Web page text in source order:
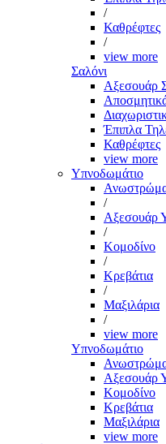
/
Καθρέφτες
/
view more
Σαλόνι
Αξεσουάρ
Έπιπλα
Καθρέφτες
view more
Υπνοδωμάτιο
/
Αξεσουάρ
/
Κομοδίνο
/
Κρεβάτια
/
Μαξιλάρια
/
view more
Υπνοδωμάτιο
Αξεσουάρ
Κομοδίνο
Κρεβάτια
Μαξιλάρια
view more